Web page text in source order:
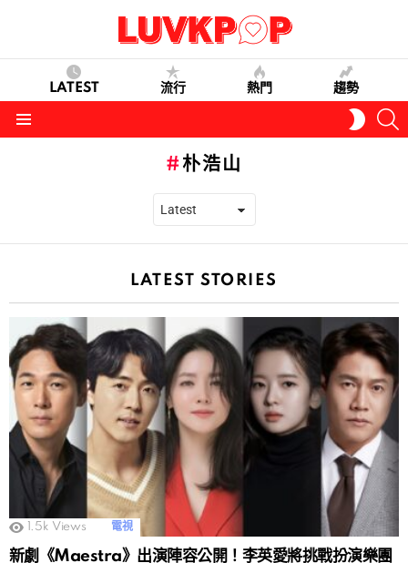
LATEST 流行 熱門 趨勢
SKIN
朴浩山
LATEST STORIES
1.5k Views 電視
新劇《Maestra》出演陣容公開！李英愛將挑戰扮演樂團